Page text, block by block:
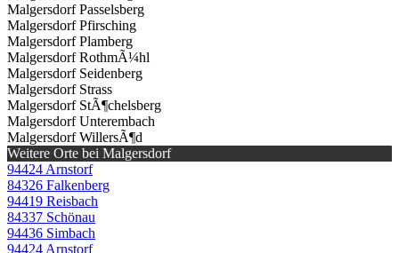
Malgersdorf Passelsberg
Malgersdorf Pfirsching
Malgersdorf Plamberg
Malgersdorf RothmÃ¼hl
Malgersdorf Seidenberg
Malgersdorf Strass
Malgersdorf StÃ¶chelsberg
Malgersdorf Unterembach
Malgersdorf WillersÃ¶d
Weitere Orte bei Malgersdorf
94424 Arnstorf
84326 Falkenberg
94419 Reisbach
84337 Schönau
94436 Simbach
94424 Arnstorf